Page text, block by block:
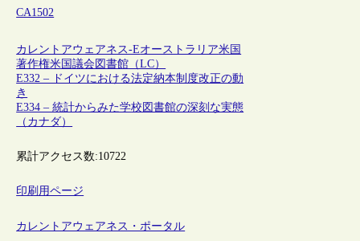
CA1502
カレントアウェアネス-Eオーストラリア米国
著作権米国議会図書館（LC）
E332 – ドイツにおける法定納本制度改正の動
き
E334 – 統計からみた学校図書館の深刻な実態
（カナダ）
累計アクセス数:10722
印刷用ページ
カレントアウェアネス・ポータル